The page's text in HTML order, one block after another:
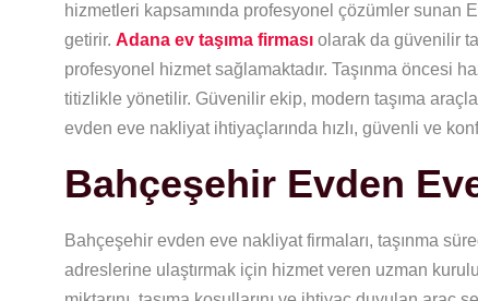
hizmetleri kapsamında profesyonel çözümler sunan
getirir. Adana ev taşıma firması olarak da güvenilir
profesyonel hizmet sağlamaktadır. Taşınma öncesi
titizlikle yönetilir. Güvenilir ekip, modern taşıma
evden eve nakliyat ihtiyaçlarında hızlı, güvenli ve
Bahçeşehir Evden
Bahçeşehir evden eve nakliyat firmaları, taşınma
adreslerine ulaştırmak için hizmet veren uzman